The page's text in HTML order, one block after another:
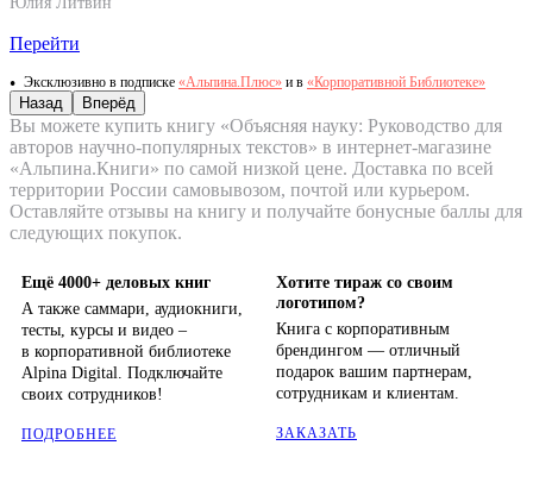
Перейти
Эксклюзивно в подписке «Альпина.Плюс» и в «Корпоративной Библиотеке»
Назад Вперёд
Вы можете купить книгу «Объясняя науку: Руководство для
авторов научно-популярных текстов» в интернет-магазине
«Альпина.Книги» по самой низкой цене. Доставка по всей
территории России самовывозом, почтой или курьером.
Оставляйте отзывы на книгу и получайте бонусные баллы для
следующих покупок.
Ещё 4000+ деловых книг
А также саммари, аудиокниги,
тесты, курсы и видео –
в корпоративной библиотеке
Alpina Digital. Подключайте
своих сотрудников!
ПОДРОБНЕЕ
Хотите тираж со своим
логотипом?
Книга с корпоративным
брендингом — отличный
подарок вашим партнерам,
сотрудникам и клиентам.
ЗАКАЗАТЬ